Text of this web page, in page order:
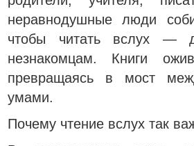
неравнодушные люди
чтобы читать вслух —
незнакомцам. Книги
превращаясь в мост
умами.
Почему чтение вслух так